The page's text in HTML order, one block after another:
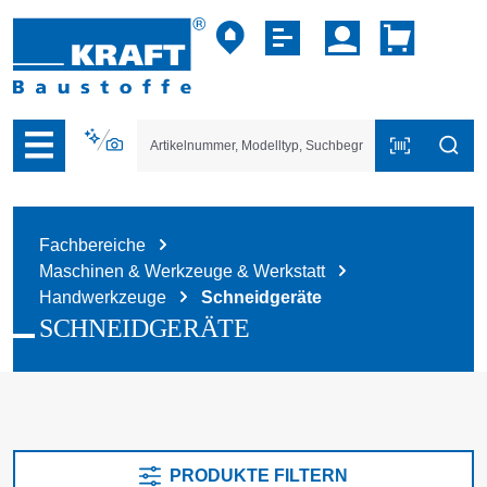
der B2B-Plattform springen
Fachbereiche
Maschinen & Werkzeuge & Werkstatt
Handwerkzeuge
Schneidgeräte
SCHNEIDGERÄTE
PRODUKTE FILTERN